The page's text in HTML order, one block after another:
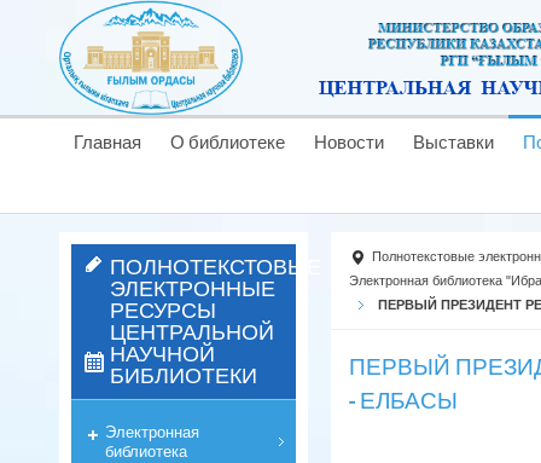
Главная О библиотеке Новости Выставки
Полнотекстовые
Электронная библиотека
ПЕРВЫЙ ПРЕЗИДЕНТ
ПЕРВЫЙ
- ЕЛБАСЫ
ПОЛНОТЕКСТОВЫЕ
ЭЛЕКТРОННЫЕ
РЕСУРСЫ
ЦЕНТРАЛЬНОЙ
НАУЧНОЙ
БИБЛИОТЕКИ
Электронная
библиотека